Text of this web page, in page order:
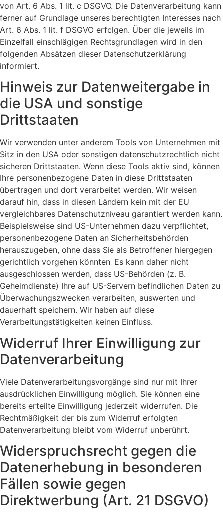
von Art. 6 Abs. 1 lit. c DSGVO. Die Datenverarbeitung kann
ferner auf Grundlage unseres berechtigten Interesses nach
Art. 6 Abs. 1 lit. f DSGVO erfolgen. Über die jeweils im
Einzelfall einschlägigen Rechtsgrundlagen wird in den
folgenden Absätzen dieser Datenschutzerklärung
informiert.
Hinweis zur Datenweitergabe in
die USA und sonstige
Drittstaaten
Wir verwenden unter anderem Tools von Unternehmen mit
Sitz in den USA oder sonstigen datenschutzrechtlich nicht
sicheren Drittstaaten. Wenn diese Tools aktiv sind, können
Ihre personenbezogene Daten in diese Drittstaaten
übertragen und dort verarbeitet werden. Wir weisen
darauf hin, dass in diesen Ländern kein mit der EU
vergleichbares Datenschutzniveau garantiert werden kann.
Beispielsweise sind US-Unternehmen dazu verpflichtet,
personenbezogene Daten an Sicherheitsbehörden
herauszugeben, ohne dass Sie als Betroffener hiergegen
gerichtlich vorgehen könnten. Es kann daher nicht
ausgeschlossen werden, dass US-Behörden (z. B.
Geheimdienste) Ihre auf US-Servern befindlichen Daten zu
Überwachungszwecken verarbeiten, auswerten und
dauerhaft speichern. Wir haben auf diese
Verarbeitungstätigkeiten keinen Einfluss.
Widerruf Ihrer Einwilligung zur
Datenverarbeitung
Viele Datenverarbeitungsvorgänge sind nur mit Ihrer
ausdrücklichen Einwilligung möglich. Sie können eine
bereits erteilte Einwilligung jederzeit widerrufen. Die
Rechtmäßigkeit der bis zum Widerruf erfolgten
Datenverarbeitung bleibt vom Widerruf unberührt.
Widerspruchsrecht gegen die
Datenerhebung in besonderen
Fällen sowie gegen
Direktwerbung (Art. 21 DSGVO)